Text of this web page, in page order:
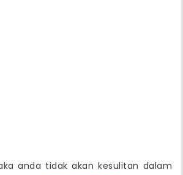
anda tidak akan kesulitan dalam